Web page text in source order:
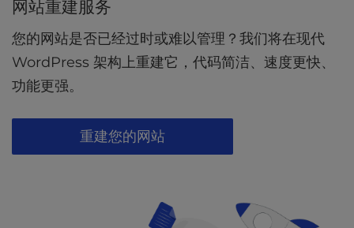
网站重建服务
您的网站是否已经过时或难以管理？我们将在现代
WordPress 架构上重建它，代码简洁、速度更快、
功能更强。
重建您的网站